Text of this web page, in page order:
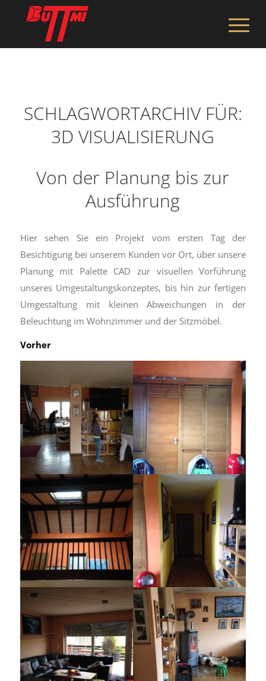
SCHLAGWORTARCHIV FÜR:
3D VISUALISIERUNG
Von der Planung bis zur
Ausführung
Hier sehen Sie ein Projekt vom ersten Tag der
Besichtigung bei unserem Kunden vor Ort, über unsere
Planung mit Palette CAD zur visuellen Vorführung
unseres Umgestaltungskonzeptes, bis hin zur fertigen
Umgestaltung mit kleinen Abweichungen in der
Beleuchtung im Wohnzimmer und der Sitzmöbel.
Vorher